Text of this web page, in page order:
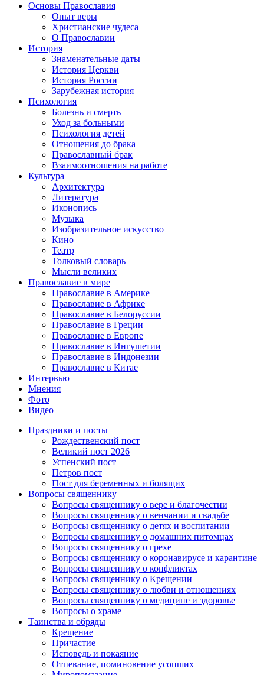
Основы Православия
Опыт веры
Христианские чудеса
О Православии
История
Знаменательные даты
История Церкви
История России
Зарубежная история
Психология
Болезнь и смерть
Уход за больными
Психология детей
Отношения до брака
Православный брак
Взаимоотношения на работе
Культура
Архитектура
Литература
Иконопись
Музыка
Изобразительное искусство
Кино
Театр
Толковый словарь
Мысли великих
Православие в мире
Православие в Америке
Православие в Африке
Православие в Белоруссии
Православие в Греции
Православие в Европе
Православие в Ингушетии
Православие в Индонезии
Православие в Китае
Интервью
Мнения
Фото
Видео
Праздники и посты
Рождественский пост
Великий пост 2026
Успенский пост
Петров пост
Пост для беременных и болящих
Вопросы священнику
Вопросы священнику о вере и благочестии
Вопросы священнику о венчании и свадьбе
Вопросы священнику о детях и воспитании
Вопросы священнику о домашних питомцах
Вопросы священнику о грехе
Вопросы священнику о коронавирусе и карантине
Вопросы священнику о конфликтах
Вопросы священнику о Крещении
Вопросы священнику о любви и отношениях
Вопросы священнику о медицине и здоровье
Вопросы о храме
Таинства и обряды
Крещение
Причастие
Исповедь и покаяние
Отпевание, поминовение усопших